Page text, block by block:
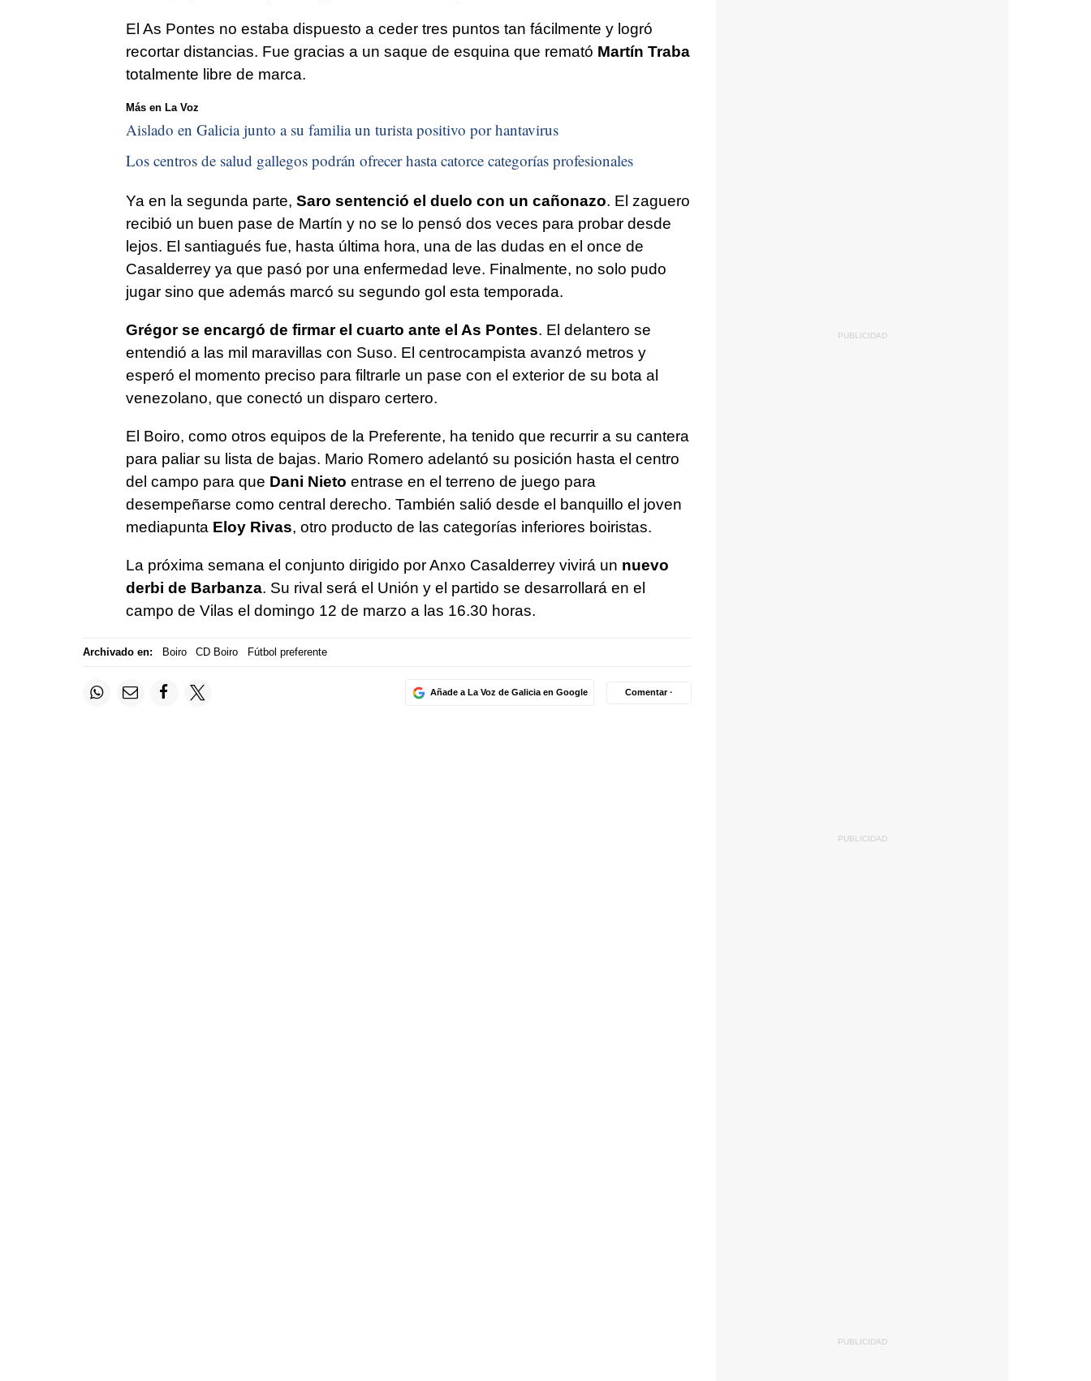
El As Pontes no estaba dispuesto a ceder tres puntos tan fácilmente y logró
recortar distancias. Fue gracias a un saque de esquina que remató Martín Traba
totalmente libre de marca.
Más en La Voz
Aislado en Galicia junto a su familia un turista positivo por hantavirus
Los centros de salud gallegos podrán ofrecer hasta catorce categorías profesionales
Ya en la segunda parte, Saro sentenció el duelo con un cañonazo. El zaguero
recibió un buen pase de Martín y no se lo pensó dos veces para probar desde
lejos. El santiagués fue, hasta última hora, una de las dudas en el once de
Casalderrey ya que pasó por una enfermedad leve. Finalmente, no solo pudo
jugar sino que además marcó su segundo gol esta temporada.
Grégor se encargó de firmar el cuarto ante el As Pontes. El delantero se
entendió a las mil maravillas con Suso. El centrocampista avanzó metros y
esperó el momento preciso para filtrarle un pase con el exterior de su bota al
venezolano, que conectó un disparo certero.
El Boiro, como otros equipos de la Preferente, ha tenido que recurrir a su cantera
para paliar su lista de bajas. Mario Romero adelantó su posición hasta el centro
del campo para que Dani Nieto entrase en el terreno de juego para
desempeñarse como central derecho. También salió desde el banquillo el joven
mediapunta Eloy Rivas, otro producto de las categorías inferiores boiristas.
La próxima semana el conjunto dirigido por Anxo Casalderrey vivirá un nuevo
derbi de Barbanza. Su rival será el Unión y el partido se desarrollará en el
campo de Vilas el domingo 12 de marzo a las 16.30 horas.
Archivado en: Boiro CD Boiro Fútbol preferente
Añade a La Voz de Galicia en Google Comentar ·